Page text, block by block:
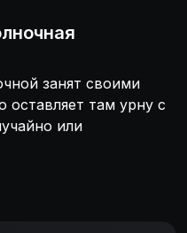
занят своими
там урну с
или